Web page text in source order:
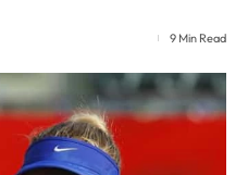
9 Min Read